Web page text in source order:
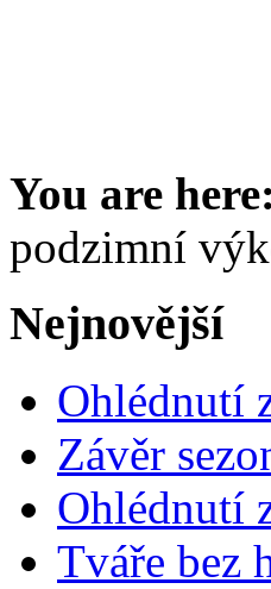
You are here:
podzimní
Nejnovější
Ohlédnutí
Závěr
Ohlédnutí
Tváře bez